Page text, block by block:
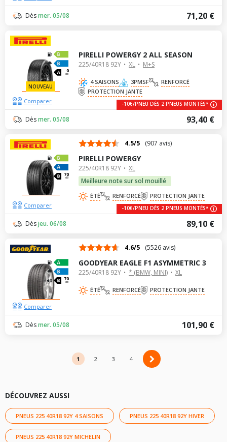
71,20 €
Dèsmer. 05/08
NOUVEAU
0
dB
PIRELLI POWERGY 2 ALL SEASON
225/40R18 92Y XL M+S
4 SAISONS 3PMSF
RENFORCÉ
PROTECTION JANTE
93,40 €
Dèsmer. 05/08
Comparer -10€/PNEU DÈS 2 PNEUS MONTÉS*
70
dB
4.5/5 (907 avis)
PIRELLI POWERGY
225/40R18 92Y
XL
Meilleure note sur sol mouillé
ÉTÉ RENFORCÉ PROTECTION JANTE
89,10 €
Dèsjeu. 06/08
Comparer -10€/PNEU DÈS 2 PNEUS MONTÉS*
70
dB
4.6/5 (5526 avis)
GOODYEAR EAGLE F1 ASYMMETRIC 3
225/40R18 92Y * (BMW, MINI) XL
ÉTÉ RENFORCÉ PROTECTION JANTE
101,90 €
Dèsmer. 05/08
Comparer
1 2 3 4
DÉCOUVREZ AUSSI
PNEUS 225 40R18 92Y 4 SAISONS PNEUS 225 40R18 92Y HIVER
PNEUS 225 40R18 92Y MICHELIN